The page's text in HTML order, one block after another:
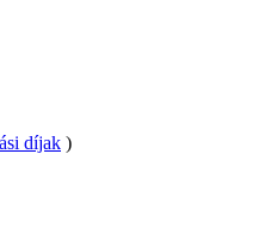
díjak )